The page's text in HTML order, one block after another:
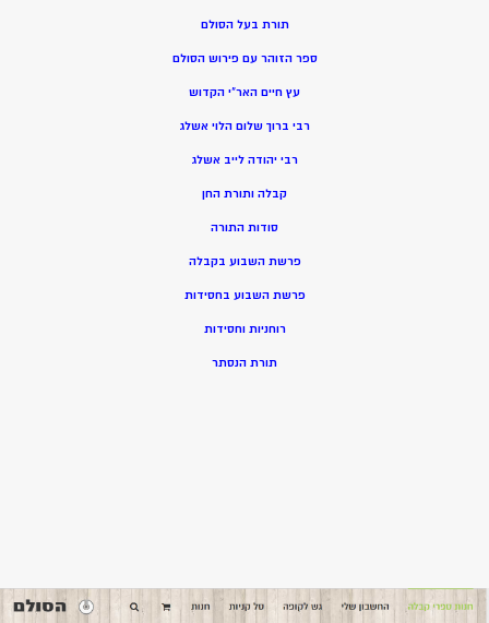
תורת בעל הסולם
ספר הזוהר עם פירוש הסולם
עץ חיים האר”י הקדוש
רבי ברוך שלום הלוי אשלג
רבי יהודה לייב אשלג
קבלה ותורת החן
סודות התורה
פרשת השבוע בקבלה
פרשת השבוע בחסידות
רוחניות וחסידות
תורת הנסתר